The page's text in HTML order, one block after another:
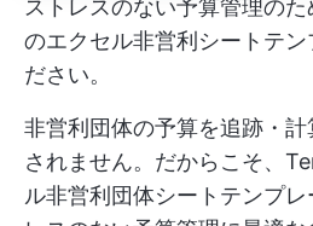
ストレスのない予算管理の
のエクセル非営利シートテン
ださい。
非営利団体の予算を追跡・
されません。だからこそ、
ル非営利団体シートテンプ